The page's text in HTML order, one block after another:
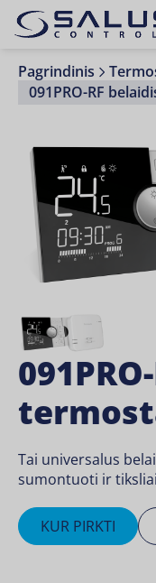
Pagrindinis
091PRO-RF
Tai universalus
sumontuoti ir
KUR PIRKTI